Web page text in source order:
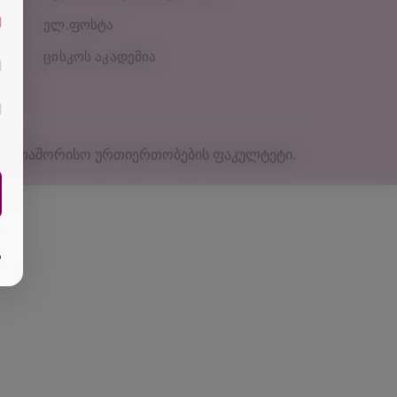
ელ.ფოსტა
ცისკოს აკადემია
ურთიერთობების ფაკულტეტი.